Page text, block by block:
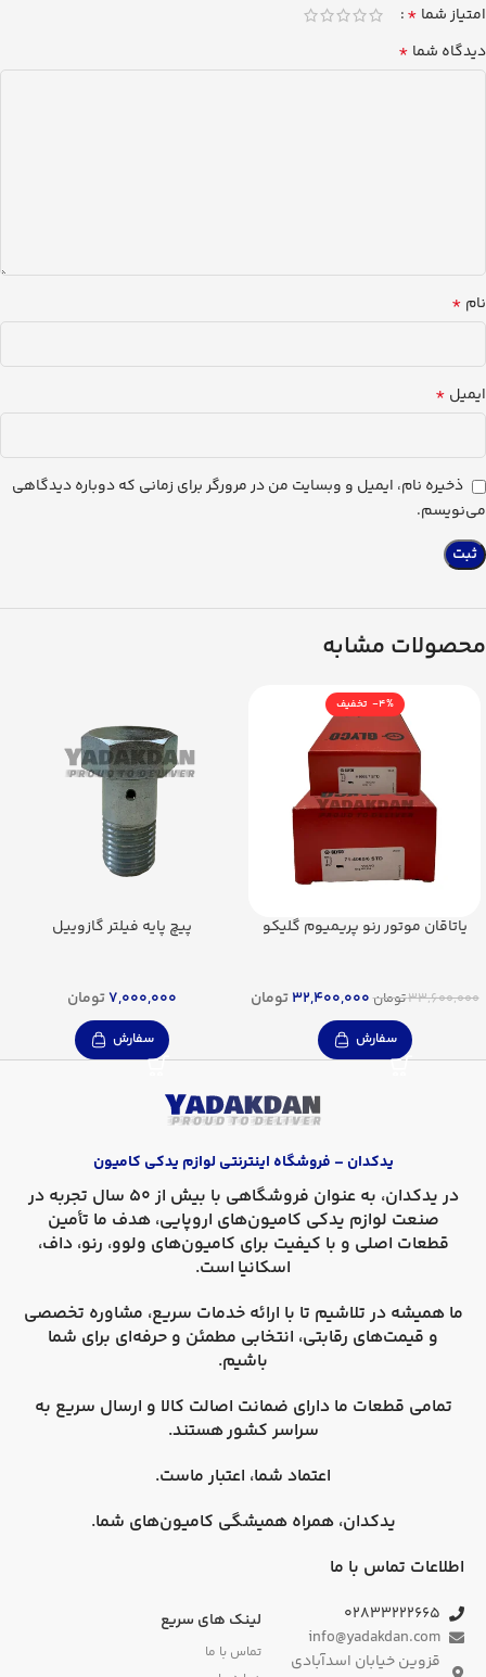
امتیاز شما *
دیدگاه شما *
نام *
ایمیل *
ذخیره نام، ایمیل و وبسایت من در مرورگر برای زمانی که دوباره دیدگاهی
می‌نویسم.
محصولات مشابه
-4%
یاتاقان موتور رنو پریمیوم گلیکو
33,600,000تومان32,400,000 تومان
سفارش
پیچ پایه فیلتر گازوییل
7,000,000 تومان
سفارش
یدکدان – فروشگاه اینترنتی لوازم یدکی کامیون
در یدکدان
، به عنوان فروشگاهی با بیش از 50 سال تجربه در
صنعت لوازم یدکی کامیون‌های اروپایی، هدف ما تأمین
قطعات اصلی و با کیفیت برای کامیون‌های ولوو، رنو، داف،
اسکانیا است.
ما همیشه در تلاشیم تا با ارائه خدمات سریع، مشاوره تخصصی
و قیمت‌های رقابتی، انتخابی مطمئن و حرفه‌ای برای شما
باشیم.
تمامی قطعات ما دارای ضمانت اصالت کالا و ارسال سریع به
سراسر کشورهستند.
اعتماد شما، اعتبار ماست.
یدکدان، همراه همیشگی کامیون‌های شما.
اطلاعات تماس با ما
۰۲۸۳۳۲۲۲۶۶۵
info@yadakdan.com
قزوین خیابان اسدآبادی
لینک های سریع
تماس با ما